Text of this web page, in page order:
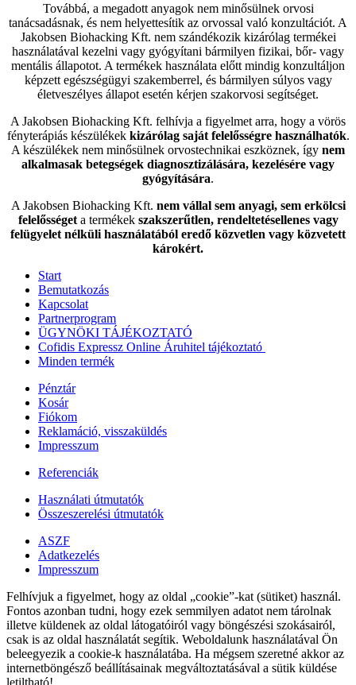
Továbbá, a megadott anyagok nem minősülnek orvosi
tanácsadásnak, és nem helyettesítik az orvossal való konzultációt. A
Jakobsen Biohacking Kft. nem szándékozik kizárólag termékei
használatával kezelni vagy gyógyítani bármilyen fizikai, bőr- vagy
mentális állapotot. A termékek használata előtt mindig konzultáljon
képzett egészségügyi szakemberrel, és bármilyen súlyos vagy
életveszélyes állapot esetén kérjen szakorvosi segítséget.
A Jakobsen Biohacking Kft. felhívja a figyelmet arra, hogy a vörös
fényterápiás készülékek kizárólag saját felelősségre használhatók.
A készülékek nem minősülnek orvostechnikai eszköznek, így nem
alkalmasak betegségek diagnosztizálására, kezelésére vagy
gyógyítására.
A Jakobsen Biohacking Kft. nem vállal sem anyagi, sem erkölcsi
felelősségeta termékek szakszerűtlen, rendeltetésellenes vagy
felügyelet nélküli használatából eredő közvetlen vagy közvetett
károkért.
Start
Bemutatkozás
Kapcsolat
Partnerprogram
ÜGYNÖKI TÁJÉKOZTATÓ
Cofidis Expressz Online Áruhitel tájékoztató
Minden termék
Pénztár
Kosár
Fiókom
Reklamáció, visszaküldés
Impresszum
Referenciák
Használati útmutatók
Összeszerelési útmutatók
ASZF
Adatkezelés
Impresszum
Felhívjuk a figyelmet, hogy az oldal „cookie”-kat (sütiket) használ.
Fontos azonban tudni, hogy ezek semmilyen adatot nem tárolnak
illetve küldenek az oldal látogatóiról vagy böngészési szokásairól,
csak is az oldal használatát segítik. Weboldalunk használatával Ön
beleegyezik a cookie-k használatába. Ha mégsem szeretné akkor az
internetböngésző beállításainak megváltoztatásával a sütik küldése
letiltható!